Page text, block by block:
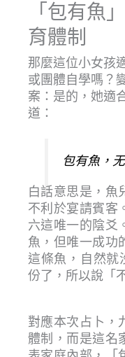
「包有魚
育體制
那麼這位小女孩
或團體自學嗎？
案：是的，她適
道：
包有魚，
白話意思是，魚
不利於宴請賓客
六這唯一的陰爻
魚，但唯一成功
這條魚，自然就
份了，所以說「
對應本次占卜，
體制，而是這名